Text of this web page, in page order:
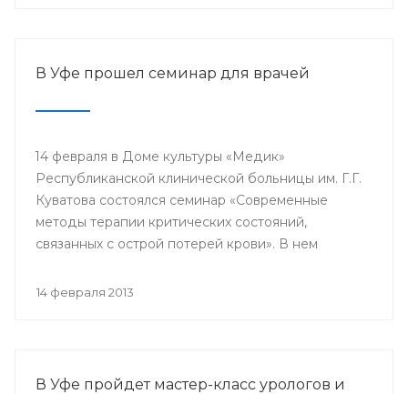
В Уфе прошел семинар для врачей
14 февраля в Доме культуры «Медик»
Республиканской клинической больницы им. Г.Г.
Куватова состоялся семинар «Современные
методы терапии критических состояний,
связанных с острой потерей крови». В нем
лечебной работе, акушеры-гинекологи, хирурги,
14 февраля 2013
В Уфе пройдет мастер-класс урологов и